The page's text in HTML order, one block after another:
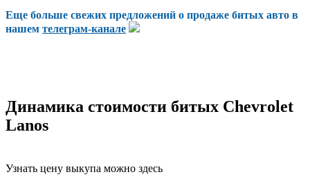
Еще больше свежих предложений о продаже битых авто в
нашем телеграм-канале
Динамика стоимости битых Chevrolet
Lanos
Узнать цену выкупа можно здесь